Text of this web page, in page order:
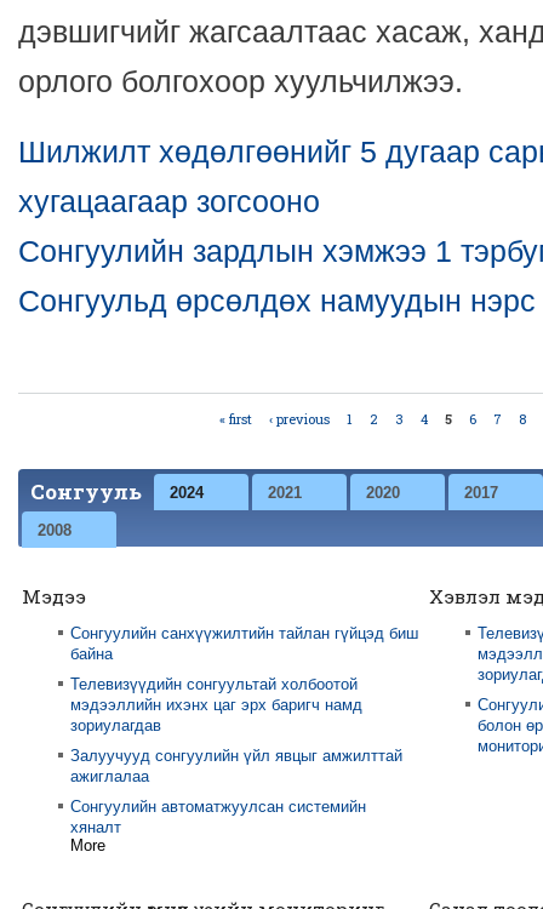
дэвшигчийг жагсаалтаас хасаж,
орлого болгохоор хуульчилжээ.
Шилжилт хөдөлгөөнийг 5 дугаар
хугацаагаар зогсооно
Сонгуулийн зардлын хэмжээ 1
Сонгуульд өрсөлдөх намуудын нэрс
« first ‹ previous 1 2 3 4 5 6 7 8
Сонгууль 2024 2021 2020 2017
2008
Мэдээ
Сонгуулийн санхүүжилтийн тайлан гүйцэд биш
байна
Телевизүүдийн сонгуультай холбоотой
мэдээллийн ихэнх цаг эрх баригч намд
зориулагдав
Залуучууд сонгуулийн үйл явцыг амжилттай
ажиглалаа
Сонгуулийн автоматжуулсан системийн
хяналт
More
Хэвлэл
болон